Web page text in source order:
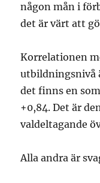
någon mån i
det är värt att
Korrelationen
utbildningsnivå
det finns en
+0,84. Det är
valdeltagande
Alla andra är